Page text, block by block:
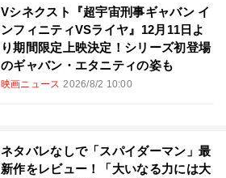
Vシネクスト『超宇宙刑事ギャバン イ
ンフィニティVSライヤ』12月11日よ
り期間限定上映決定！シリーズ初登場
のギャバン・エタニティの姿も
映画ニュース 2026/8/2 10:00
ネタバレなしで「スパイダーマン」最
新作をレビュー！「大いなる力には大